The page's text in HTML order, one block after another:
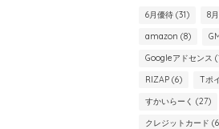
6月優待(31) 8
amazon (8)
Googleアドセンス
RIZAP(6) Tポ
すかいらーく (27)
クレジットカード